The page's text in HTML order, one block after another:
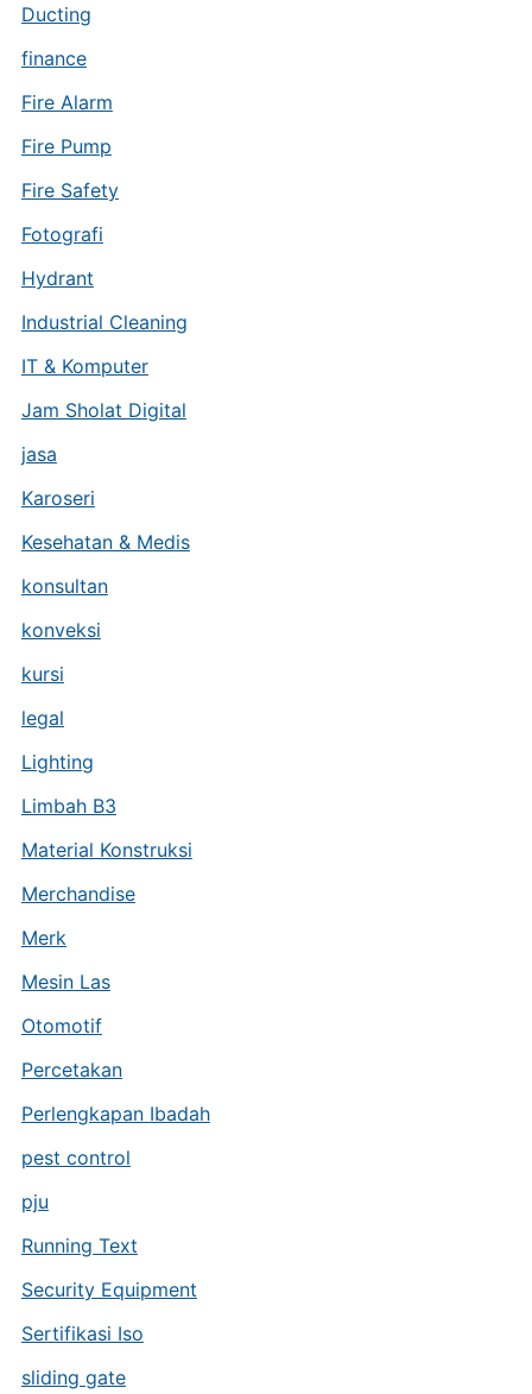
Ducting
finance
Fire Alarm
Fire Pump
Fire Safety
Fotografi
Hydrant
Industrial Cleaning
IT & Komputer
Jam Sholat Digital
jasa
Karoseri
Kesehatan & Medis
konsultan
konveksi
kursi
legal
Lighting
Limbah B3
Material Konstruksi
Merchandise
Merk
Mesin Las
Otomotif
Percetakan
Perlengkapan Ibadah
pest control
pju
Running Text
Security Equipment
Sertifikasi Iso
sliding gate